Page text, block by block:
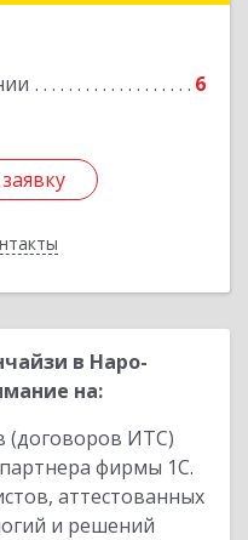
6
в Наро-
на:
(договоров ИТС)
фирмы 1С.
аттестованных
и решений